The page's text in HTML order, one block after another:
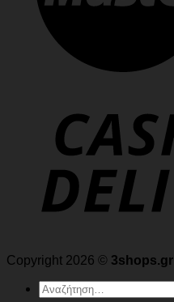
Copyright 2026 © 3shops.gr
Αναζήτηση